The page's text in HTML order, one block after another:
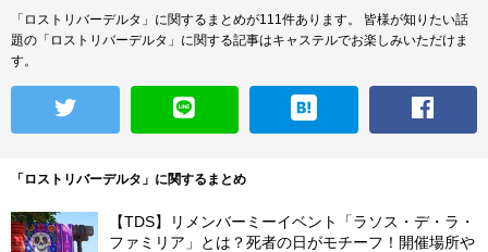
「ロストリバーデルタ」に関するまとめが111件あります。
皆様が知りたい話
題の「ロストリバーデルタ」に関する記事はキャステルでお楽しみいただけま
す。
「ロストリバーデルタ」に関するまとめ
【TDS】リメンバーミーイベント「ラソス・デ・ラ・
ファミリア」とは？死者の日がモチーフ！開催場所や